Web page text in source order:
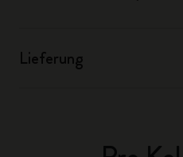
Lieferung